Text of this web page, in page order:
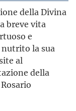
della Divina
breve vita
e
nutrito la sua
al
della